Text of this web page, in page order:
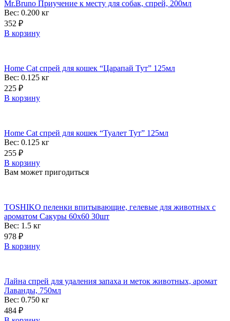
Mr.Bruno Приучение к месту для собак, спрей, 200мл
Вес: 0.200 кг
352 ₽
В корзину
Home Cat спрей для кошек “Царапай Тут” 125мл
Вес: 0.125 кг
225 ₽
В корзину
Home Cat спрей для кошек “Туалет Тут” 125мл
Вес: 0.125 кг
255 ₽
В корзину
Вам может пригодиться
TOSHIKO пеленки впитывающие, гелевые для животных с
ароматом Сакуры 60х60 30шт
Вес: 1.5 кг
978 ₽
В корзину
Лайна спрей для удаления запаха и меток животных, аромат
Лаванды, 750мл
Вес: 0.750 кг
484 ₽